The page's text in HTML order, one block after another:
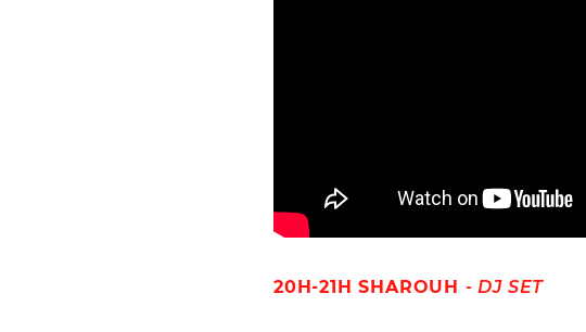
20H-21H SHAROUH - DJ SET